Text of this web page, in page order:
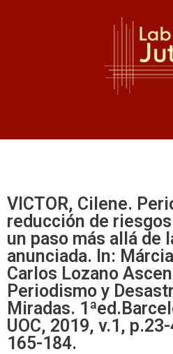
VICTOR, Cilene.
reducción de
un paso más allá de
anunciada. In:
Carlos Lozano
Periodismo y
Miradas.
UOC, 2019, v.1,
165-184.